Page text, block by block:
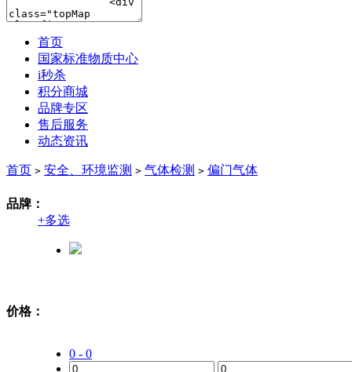
首页
国家标准物质中心
i秒杀
积分商城
品牌专区
售后服务
动态资讯
首页 > 安全、环境监测 > 气体检测 > 偏门气体
品牌：
+多选
价格：
0 - 0